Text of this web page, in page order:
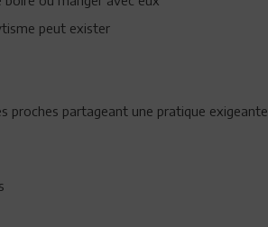
peut exister
proches partageant une pratique exigeante